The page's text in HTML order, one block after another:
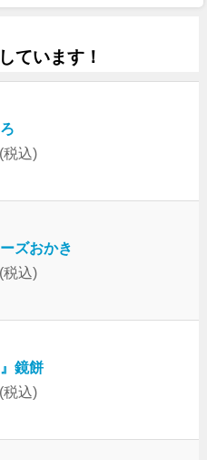
ています！
(税込)
ズおかき
(税込)
』鏡餅
(税込)